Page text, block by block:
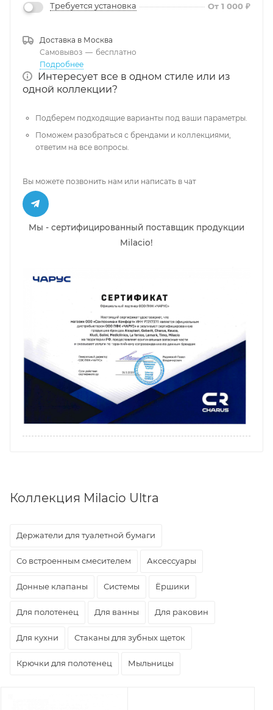
Требуется установка От 1 000 ₽
Доставка в Москва
Самовывоз — бесплатно
Подробнее
Интересует все в одном стиле или из
одной коллекции?
Подберем подходящие варианты под ваши параметры.
Поможем разобраться с брендами и коллекциями,
ответим на все вопросы.
Вы можете позвонить нам или написать в чат
Мы - сертифицированный поставщик продукции
Milacio!
Коллекция Milacio Ultra
Держатели для туалетной бумаги
Со встроенным смесителем Аксессуары
Донные клапаны Системы Ёршики
Для полотенец Для ванны Для раковин
Для кухни Стаканы для зубных щеток
Крючки для полотенец Мыльницы